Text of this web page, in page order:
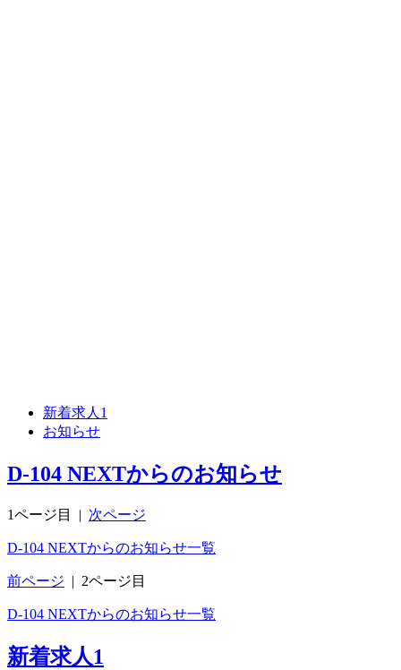
新着求人1
お知らせ
D-104 NEXTからのお知らせ
1ページ目 | 次ページ
D-104 NEXTからのお知らせ一覧
前ページ | 2ページ目
D-104 NEXTからのお知らせ一覧
新着求人1